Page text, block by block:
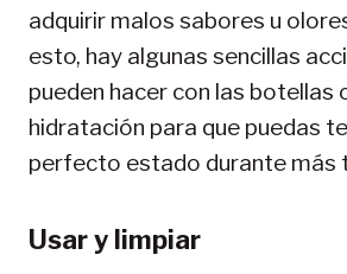
adquirir malos sabores u
esto, hay algunas sencillas
pueden hacer con las botellas
hidratación para que puedas
perfecto estado durante más
Usar y limpiar